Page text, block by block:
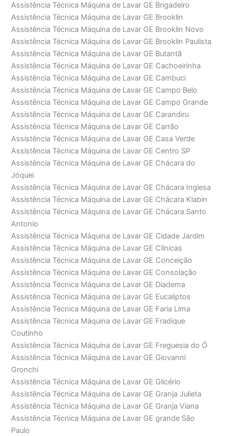
Assistência Técnica Máquina de Lavar GE Brigadeiro
Assistência Técnica Máquina de Lavar GE Brooklin
Assistência Técnica Máquina de Lavar GE Brooklin Novo
Assistência Técnica Máquina de Lavar GE Brooklin Paulista
Assistência Técnica Máquina de Lavar GE Butantã
Assistência Técnica Máquina de Lavar GE Cachoeirinha
Assistência Técnica Máquina de Lavar GE Cambuci
Assistência Técnica Máquina de Lavar GE Campo Belo
Assistência Técnica Máquina de Lavar GE Campo Grande
Assistência Técnica Máquina de Lavar GE Carandiru
Assistência Técnica Máquina de Lavar GE Carrão
Assistência Técnica Máquina de Lavar GE Casa Verde
Assistência Técnica Máquina de Lavar GE Centro SP
Assistência Técnica Máquina de Lavar GE Chácara do
Jóquei
Assistência Técnica Máquina de Lavar GE Chácara Inglesa
Assistência Técnica Máquina de Lavar GE Chácara Klabin
Assistência Técnica Máquina de Lavar GE Chácara Santo
Antonio
Assistência Técnica Máquina de Lavar GE Cidade Jardim
Assistência Técnica Máquina de Lavar GE Clínicas
Assistência Técnica Máquina de Lavar GE Conceição
Assistência Técnica Máquina de Lavar GE Consolação
Assistência Técnica Máquina de Lavar GE Diadema
Assistência Técnica Máquina de Lavar GE Eucaliptos
Assistência Técnica Máquina de Lavar GE Faria Lima
Assistência Técnica Máquina de Lavar GE Fradique
Coutinho
Assistência Técnica Máquina de Lavar GE Freguesia do Ó
Assistência Técnica Máquina de Lavar GE Giovanni
Gronchi
Assistência Técnica Máquina de Lavar GE Glicério
Assistência Técnica Máquina de Lavar GE Granja Julieta
Assistência Técnica Máquina de Lavar GE Granja Viana
Assistência Técnica Máquina de Lavar GE grande São
Paulo